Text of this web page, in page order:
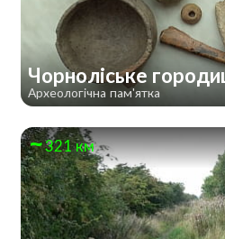
Чорноліське
Археологічна пам'ятка
321 км